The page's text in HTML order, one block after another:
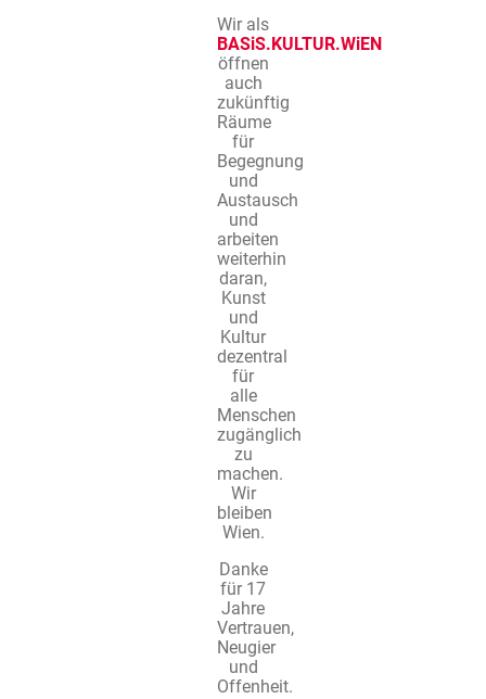
Wir als
BASiS.KULTUR.WiEN
öffnen
auch
zukünftig
Räume
für
Begegnung
und
Austausch
und
arbeiten
weiterhin
daran,
Kunst
und
Kultur
dezentral
für
alle
Menschen
zugänglich
zu
machen.
Wir
bleiben
Wien.
Danke
für 17
Jahre
Vertrauen,
Neugier
und
Offenheit.